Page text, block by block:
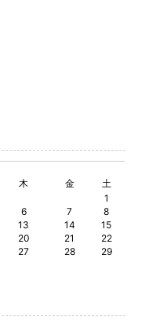
木 金
土
1
6 7
8
13 14
15
20 21
22
27 28
29